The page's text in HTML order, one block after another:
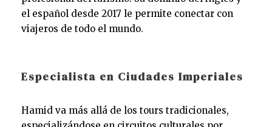
el español desde 2017 le permite conectar con
viajeros de todo el mundo.
Especialista en Ciudades Imperiales
Hamid va más allá de los tours tradicionales,